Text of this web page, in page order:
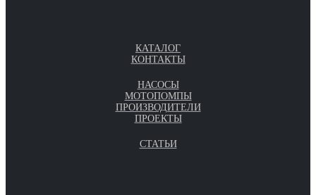
КАТАЛОГ
КОНТАКТЫ
НАСОСЫ
МОТОПОМПЫ
ПРОИЗВОДИТЕЛИ
ПРОЕКТЫ
СТАТЬИ